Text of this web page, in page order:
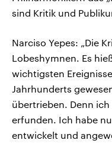
sind Kritik und
Narciso Yepes: „Die
Lobeshymnen. Es
wichtigsten
Jahrhunderts
übertrieben. Denn
erfunden. Ich habe
entwickelt und